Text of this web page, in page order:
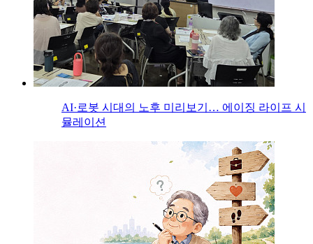
AI·로봇 시대의 노후 미리보기… 에이징 라이프 시
뮬레이션